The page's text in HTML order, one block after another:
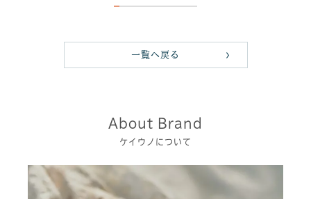
一覧へ戻る
About Brand
ケイウノについて